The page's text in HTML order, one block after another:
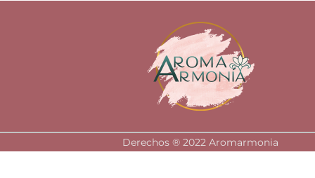
Derechos ®️ 2022 Aromarmonia